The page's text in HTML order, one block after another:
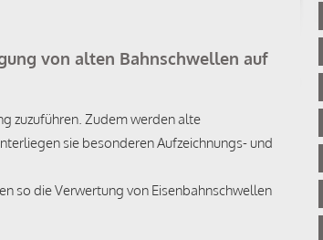
von alten Bahnschwellen auf
zuzuführen. Zudem werden alte
sie besonderen Aufzeichnungs- und
so die Verwertung von Eisenbahnschwellen